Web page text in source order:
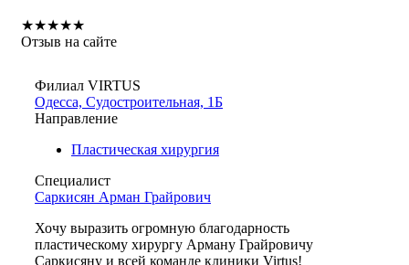
★★★★★
Отзыв на сайте
Филиал VIRTUS
Одесса, Судостроительная, 1Б
Направление
Пластическая хирургия
Специалист
Саркисян Арман Грайрович
Хочу выразить огромную благодарность
пластическому хирургу Арману Грайровичу
Саркисяну и всей команде клиники Virtus!